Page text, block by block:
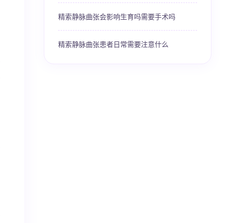
精索静脉曲张会影响生育吗需要手术吗
精索静脉曲张患者日常需要注意什么